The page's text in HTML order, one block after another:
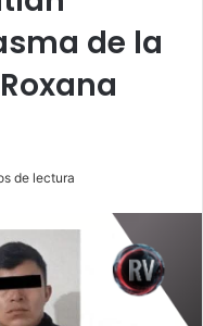
de la
de lectura